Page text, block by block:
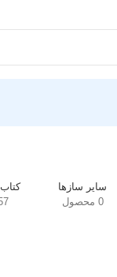
سایر سازها
0 محصول
557